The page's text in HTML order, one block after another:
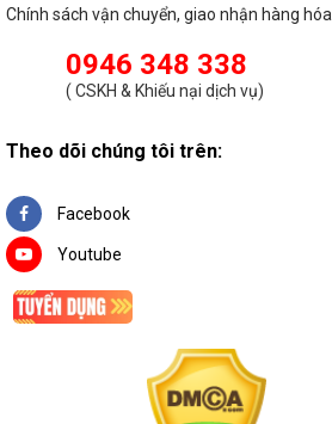
Chính sách vận chuyển, giao nhận hàng hóa
0946 348 338
( CSKH & Khiếu nại dịch vụ)
Theo dõi chúng tôi trên:
Facebook
Youtube